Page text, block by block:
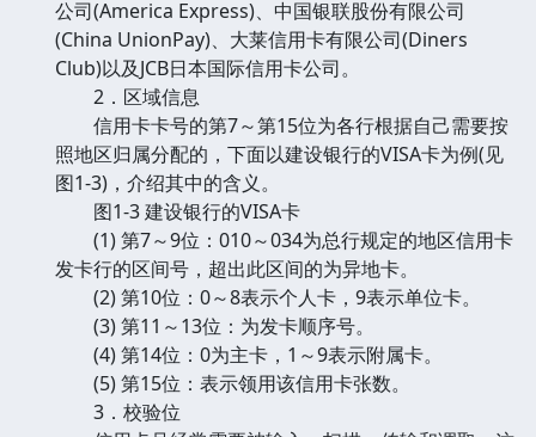
公司(America Express)、中国银联股份有限公司
(China UnionPay)、大莱信用卡有限公司(Diners
Club)以及JCB日本国际信用卡公司。
2．区域信息
信用卡卡号的第7～第15位为各行根据自己需要按
照地区归属分配的，下面以建设银行的VISA卡为例(见
图1-3)，介绍其中的含义。
图1-3 建设银行的VISA卡
(1) 第7～9位：010～034为总行规定的地区信用卡
发卡行的区间号，超出此区间的为异地卡。
(2) 第10位：0～8表示个人卡，9表示单位卡。
(3) 第11～13位：为发卡顺序号。
(4) 第14位：0为主卡，1～9表示附属卡。
(5) 第15位：表示领用该信用卡张数。
3．校验位